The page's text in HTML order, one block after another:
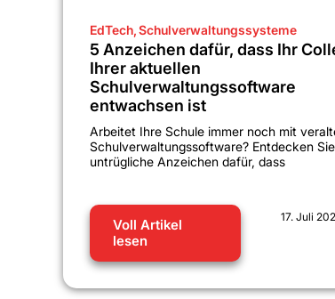
EdTech,Schulverwaltungssysteme
5 Anzeichen dafür, dass Ihr
Ihrer aktuellen
Schulverwaltungssoftware
entwachsen ist
Arbeitet Ihre Schule immer noch mit
Schulverwaltungssoftware? Entdecken
untrügliche Anzeichen dafür, dass
Voll Artikel
lesen
17. Juli